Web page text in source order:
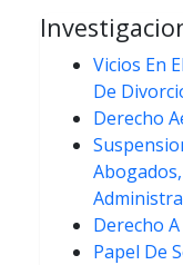
Vicios En
De
Derecho
Derecho
Papel De